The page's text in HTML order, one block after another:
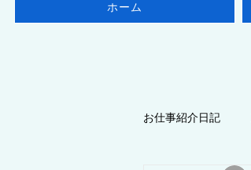
ホーム
お仕事紹介日記